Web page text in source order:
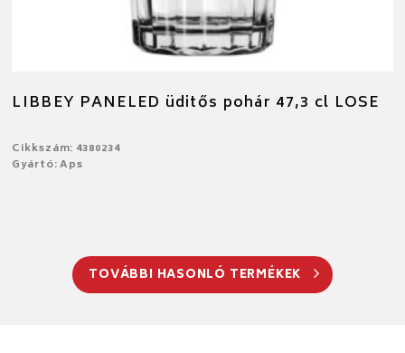
LIBBEY PANELED üditős pohár 47,3 cl LOSE
Cikkszám: 4380234
Gyártó: Aps
TOVÁBBI HASONLÓ TERMÉKEK